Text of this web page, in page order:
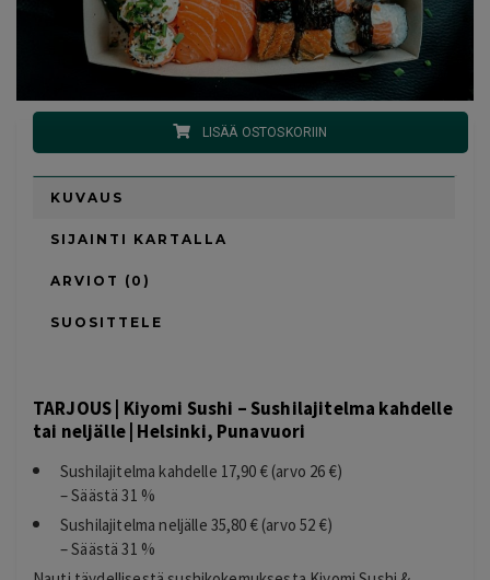
LISÄÄ OSTOSKORIIN
KUVAUS
SIJAINTI KARTALLA
ARVIOT (0)
SUOSITTELE
TARJOUS | Kiyomi Sushi – Sushilajitelma kahdelle
tai neljälle | Helsinki, Punavuori
Sushilajitelma kahdelle 17,90 € (arvo 26 €)
– Säästä 31 %
Sushilajitelma neljälle 35,80 € (arvo 52 €)
– Säästä 31 %